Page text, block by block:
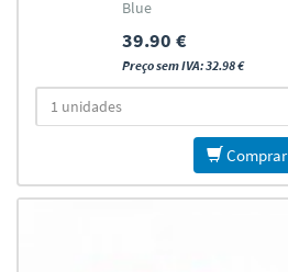
Blue
39.90 €
Preço sem IVA: 32.98 €
Comprar